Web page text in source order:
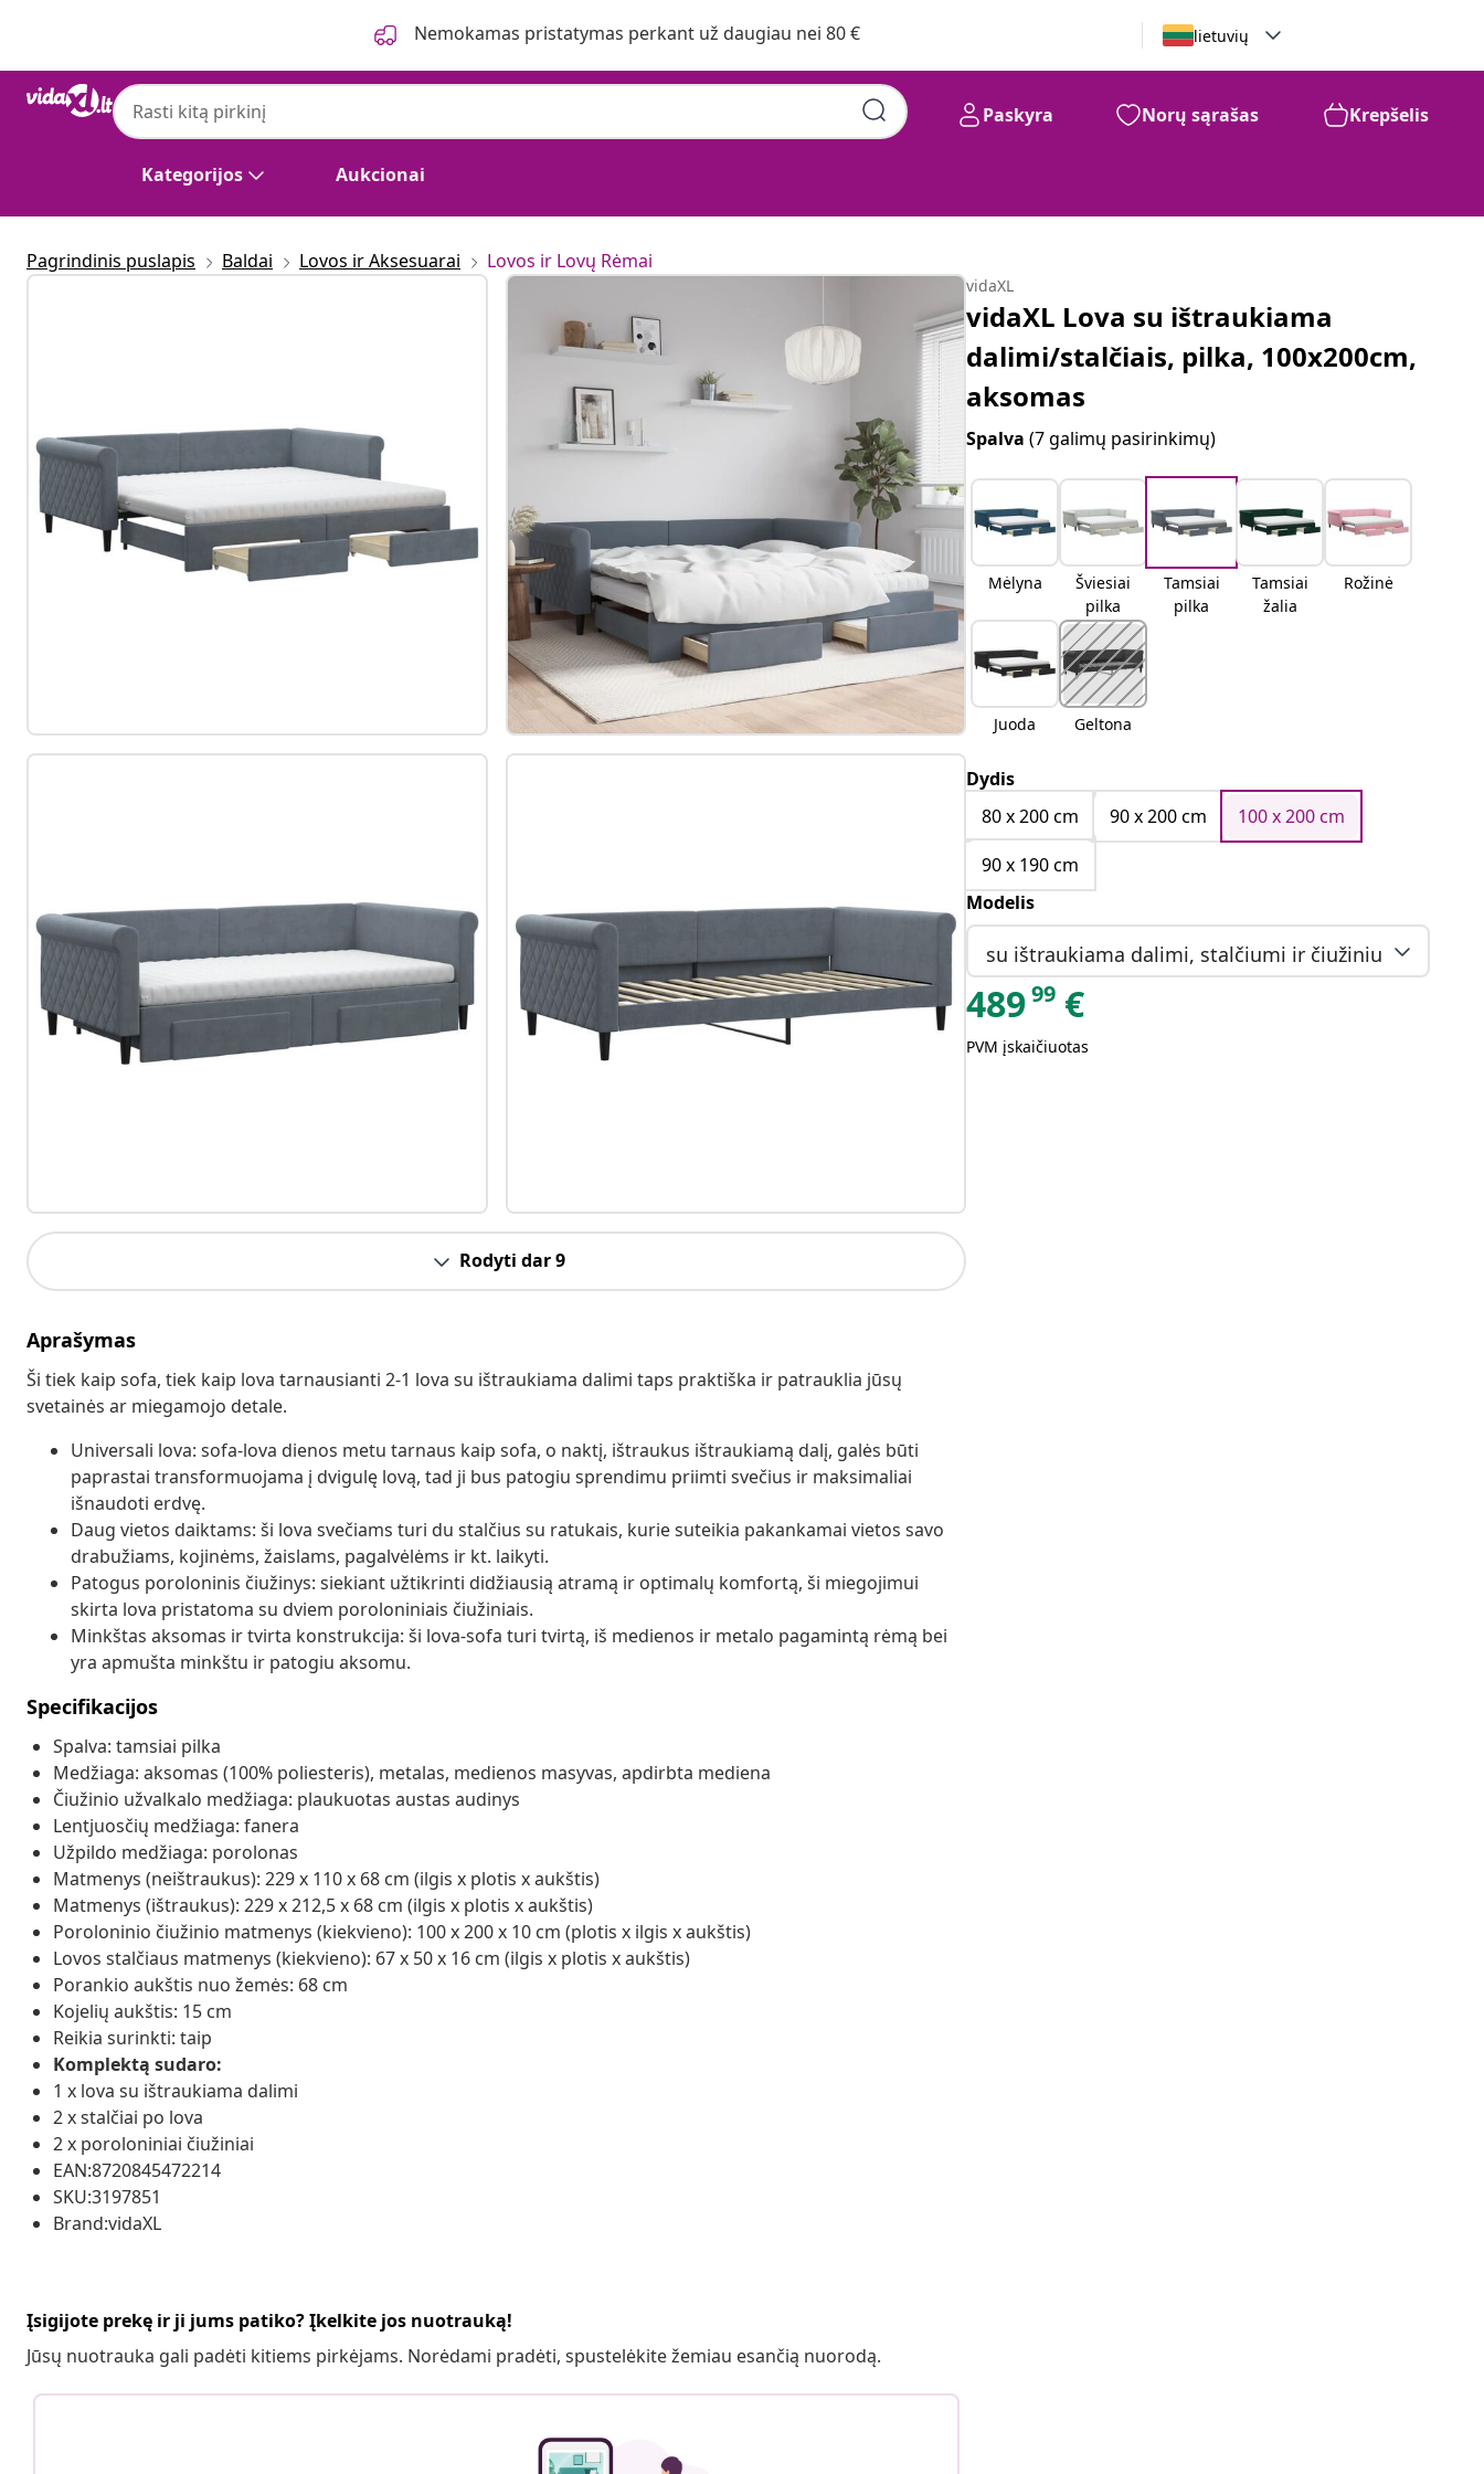
Nemokamas pristatymas perkant už daugiau nei 80 € lietuvių
Kategorijos Aukcionai
Paskyra Norų sąrašas Krepšelis
Pagrindinis puslapis Baldai Lovos ir Aksesuarai Lovos ir Lovų Rėmai
Rodyti dar 9
Aprašymas
Ši tiek kaip sofa, tiek kaip lova tarnausianti 2-1 lova su ištraukiama dalimi taps praktiška ir patrauklia jūsų
svetainės ar miegamojo detale.
Universali lova: sofa-lova dienos metu tarnaus kaip sofa, o naktį, ištraukus ištraukiamą dalį, galės būti
paprastai transformuojama į dvigulę lovą, tad ji bus patogiu sprendimu priimti svečius ir maksimaliai
išnaudoti erdvę.
Daug vietos daiktams: ši lova svečiams turi du stalčius su ratukais, kurie suteikia pakankamai vietos savo
drabužiams, kojinėms, žaislams, pagalvėlėms ir kt. laikyti.
Patogus poroloninis čiužinys: siekiant užtikrinti didžiausią atramą ir optimalų komfortą, ši miegojimui
skirta lova pristatoma su dviem poroloniniais čiužiniais.
Minkštas aksomas ir tvirta konstrukcija: ši lova-sofa turi tvirtą, iš medienos ir metalo pagamintą rėmą bei
yra apmušta minkštu ir patogiu aksomu.
Specifikacijos
Spalva: tamsiai pilka
Medžiaga: aksomas (100% poliesteris), metalas, medienos masyvas, apdirbta mediena
Čiužinio užvalkalo medžiaga: plaukuotas austas audinys
Lentjuosčių medžiaga: fanera
Užpildo medžiaga: porolonas
Matmenys (neištraukus): 229 x 110 x 68 cm (ilgis x plotis x aukštis)
Matmenys (ištraukus): 229 x 212,5 x 68 cm (ilgis x plotis x aukštis)
Poroloninio čiužinio matmenys (kiekvieno): 100 x 200 x 10 cm (plotis x ilgis x aukštis)
Lovos stalčiaus matmenys (kiekvieno): 67 x 50 x 16 cm (ilgis x plotis x aukštis)
Porankio aukštis nuo žemės: 68 cm
Kojelių aukštis: 15 cm
Reikia surinkti: taip
Komplektą sudaro:
1 x lova su ištraukiama dalimi
2 x stalčiai po lova
2 x poroloniniai čiužiniai
EAN:8720845472214
SKU:3197851
Brand:vidaXL
Įsigijote prekę ir ji jums patiko? Įkelkite jos nuotrauką!
Jūsų nuotrauka gali padėti kitiems pirkėjams. Norėdami pradėti, spustelėkite žemiau esančią nuorodą.
vidaXL
vidaXL Lova su ištraukiama
dalimi/stalčiais, pilka, 100x200cm,
aksomas
Spalva(7 galimų pasirinkimų)
Mėlyna
Šviesiai
pilka
Tamsiai
pilka
Tamsiai
žalia
Rožinė
Juoda Geltona
Dydis
80 x 200 cm
90 x 200 cm
100 x 200 cm
90 x 190 cm
Modelis
su ištraukiama dalimi, stalčiumi ir čiužiniu
48999 €
PVM įskaičiuotas